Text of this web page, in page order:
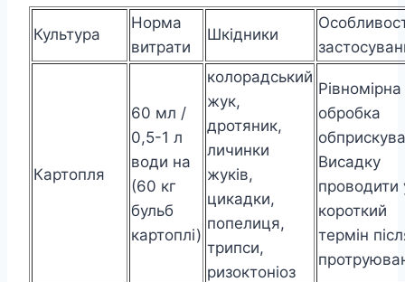
Культура
Норма
витрати
Шкідники
Картопля
60 мл /
0,5-1 л
води на
(60 кг
бульб
картоплі)
колорадський
жук,
дротяник,
личинки
жуків,
цикадки,
попелиця,
трипси,
ризоктоніоз
Рівномірна
обробка
Висадку
проводити
короткий
термін